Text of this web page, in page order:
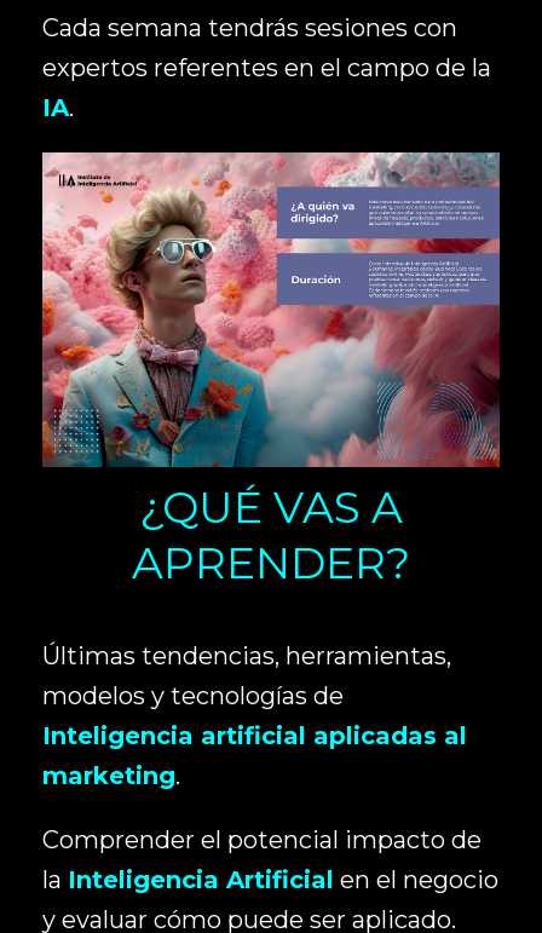
Cada semana tendrás sesiones con
expertos referentes en el campo de la
IA.
¿QUÉ VAS A
APRENDER?
Últimas tendencias, herramientas,
modelos y tecnologías de
Inteligencia artificial aplicadas al
marketing.
Comprender el potencial impacto de
la Inteligencia Artificial en el negocio
y evaluar cómo puede ser aplicado.